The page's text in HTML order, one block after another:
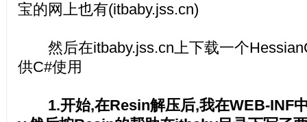
宝的网上也有(itbaby.jss.cn)
然后在itbaby.jss.cn上下载一个
供C#使用
1.开始,在Resin解压后,我在WEB-INF